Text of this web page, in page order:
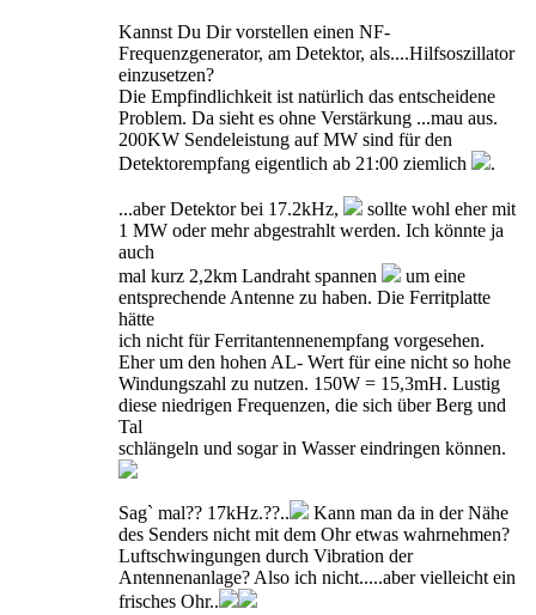
Kannst Du Dir vorstellen einen NF-
Frequenzgenerator, am Detektor, als....Hilfsoszillator
einzusetzen?
Die Empfindlichkeit ist natürlich das entscheidene
Problem. Da sieht es ohne Verstärkung ...mau aus.
200KW Sendeleistung auf MW sind für den
Detektorempfang eigentlich ab 21:00 ziemlich
.
...aber Detektor bei 17.2kHz,
sollte wohl eher mit
1 MW oder mehr abgestrahlt werden. Ich könnte ja
auch
mal kurz 2,2km Landraht spannen
um eine
entsprechende Antenne zu haben. Die Ferritplatte
hätte
ich nicht für Ferritantennenempfang vorgesehen.
Eher um den hohen AL- Wert für eine nicht so hohe
Windungszahl zu nutzen. 150W = 15,3mH. Lustig
diese niedrigen Frequenzen, die sich über Berg und
Tal
schlängeln und sogar in Wasser eindringen können.
Sag` mal?? 17kHz.??..
Kann man da in der Nähe
des Senders nicht mit dem Ohr etwas wahrnehmen?
Luftschwingungen durch Vibration der
Antennenanlage? Also ich nicht.....aber vielleicht ein
frisches Ohr..